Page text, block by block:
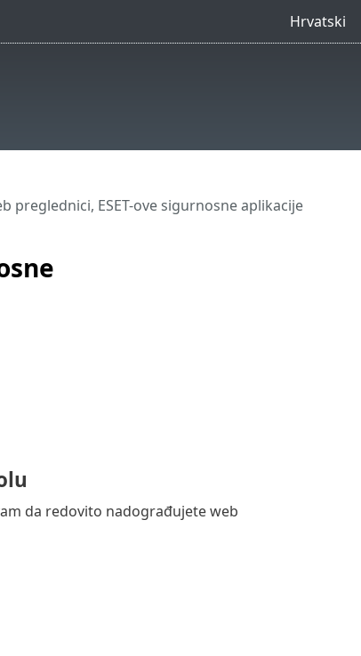
Hrvatski
preglednici, ESET-ove sigurnosne aplikacije
da redovito nadograđujete web